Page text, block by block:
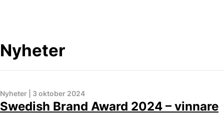
Nyheter
Nyheter 3 oktober 2024
Swedish Brand Award 2024 – vinnare